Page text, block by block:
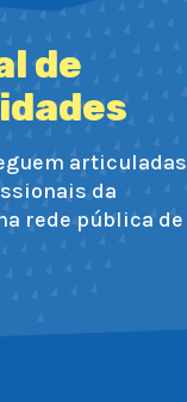
de
articuladas
da
rede pública de